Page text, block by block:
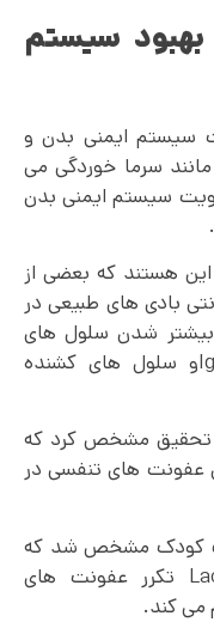
بهبود سیستم
سیستم ایمنی بدن و
سرما خوردگی می
سیستم ایمنی بدن
هستند که بعضی از
بادی های طبیعی در
شدن سلول های
ایمنی مثلIgA ، T Lymphocytesو سلول های کشنده
تحقیق مشخص کرد که
های تنفسی در
در تحقیق دیگری بر روی بیش از ۵۷۰ کودک مشخص شد که
مصرف پروبیوتیک Lactobacillus GG تکرر عفونت های